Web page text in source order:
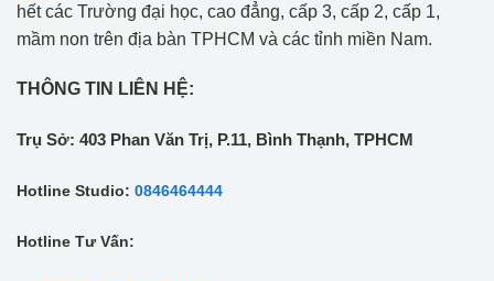
hết các Trường đại học, cao đẳng, cấp 3, cấp 2, cấp 1,
mầm non trên địa bàn TPHCM và các tỉnh miền Nam.
THÔNG TIN LIÊN HỆ:
Trụ Sở: 403 Phan Văn Trị, P.11, Bình Thạnh, TPHCM
Hotline Studio: 0846464444
Hotline Tư Vấn: